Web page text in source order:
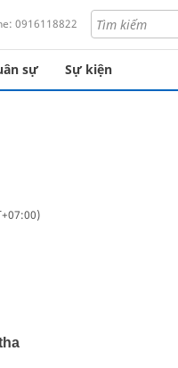
0916118822
sự Sự kiện